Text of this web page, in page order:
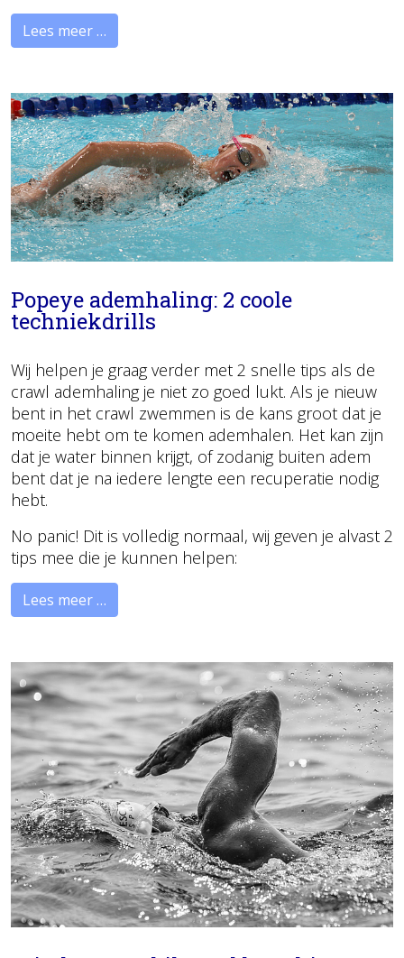
Lees meer …
Popeye ademhaling: 2 coole
techniekdrills
Wij helpen je graag verder met 2 snelle tips als de
crawl ademhaling je niet zo goed lukt. Als je nieuw
bent in het crawl zwemmen is de kans groot dat je
moeite hebt om te komen ademhalen. Het kan zijn
dat je water binnen krijgt, of zodanig buiten adem
bent dat je na iedere lengte een recuperatie nodig
hebt.
No panic! Dit is volledig normaal, wij geven je alvast 2
tips mee die je kunnen helpen:
Lees meer …